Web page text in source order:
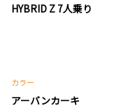
HYBRID Z 7人乗り
カラー
アーバンカーキ